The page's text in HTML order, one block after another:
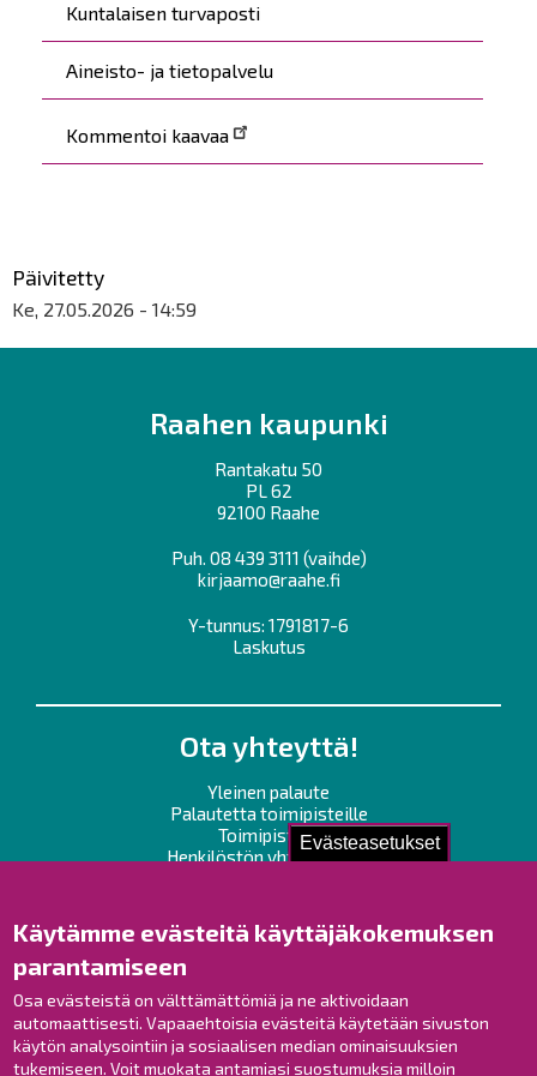
Evästeasetukset
Käytämme evästeitä käyttäjäkokemuksen
parantamiseen
Osa evästeistä on välttämättömiä ja ne aktivoidaan
automaattisesti. Vapaaehtoisia evästeitä käytetään sivuston
käytön analysointiin ja sosiaalisen median ominaisuuksien
tukemiseen. Voit muokata antamiasi suostumuksia milloin
Kuntalaisen turvaposti
Aineisto- ja tietopalvelu
Kommentoi kaavaa
Päivitetty
Ke, 27.05.2026 - 14:59
Raahen kaupunki
Rantakatu 50
PL 62
92100 Raahe
Puh. 08 439 3111 (vaihde)
kirjaamo@raahe.fi
Y-tunnus: 1791817-6
Laskutus
Ota yhteyttä!
Yleinen palaute
Palautetta toimipisteille
Toimipisteet
Henkilöstön yhteystiedot
Raahe Facebookissa
Raahe Instagramissa
Raahe LinkedInissä
Raahe YouTubessa